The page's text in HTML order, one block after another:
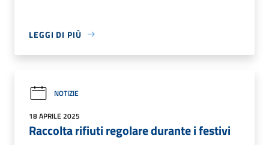
LEGGI DI PIÙ
NOTIZIE
18 APRILE 2025
Raccolta rifiuti regolare durante i festivi